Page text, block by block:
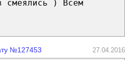
смеялись ) Всем
№127453 27.04.2016